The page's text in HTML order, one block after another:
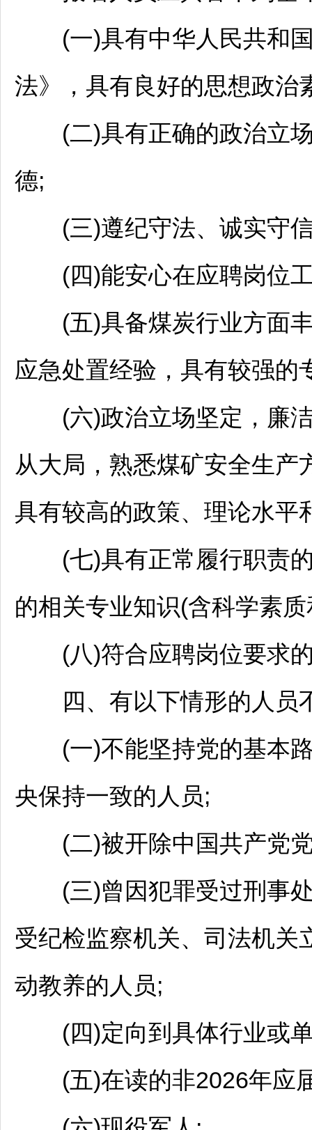
(一)具有中华人民共和国
法》，具有良好的思想政治
(二)具有正确的政治立场
德;
(三)遵纪守法、诚实守信
(四)能安心在应聘岗位工
(五)具备煤炭行业方面丰
应急处置经验，具有较强的
(六)政治立场坚定，廉洁
从大局，熟悉煤矿安全生产
具有较高的政策、理论水平
(七)具有正常履行职责的
的相关专业知识(含科学素
(八)符合应聘岗位要求的
四、有以下情形的人员
(一)不能坚持党的基本路
央保持一致的人员;
(二)被开除中国共产党党
(三)曾因犯罪受过刑事处
受纪检监察机关、司法机关
动教养的人员;
(四)定向到具体行业或单
(五)在读的非2026年应